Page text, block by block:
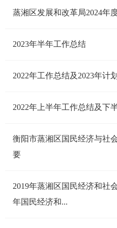
蒸湘区发展和改革局2024年
2023年半年工作总结
2022年工作总结及2023年计划
2022年上半年工作总结及下
衡阳市蒸湘区国民经济与社
要
2019年蒸湘区国民经济和社
年国民经济和...